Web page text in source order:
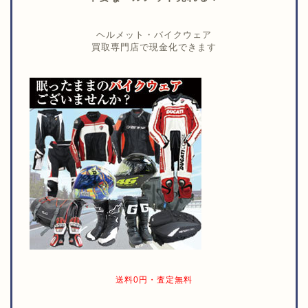
ヘルメット・バイクウェア
買取専門店で現金化できます
送料0円・査定無料